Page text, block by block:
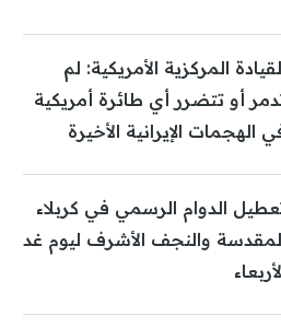
المركزية الأمريكية: لم
أو تتضرر أي طائرة أمريكية
الهجمات الإيرانية الأخيرة
الدوام الرسمي في كربلاء
والنجف الأشرف ليوم غد